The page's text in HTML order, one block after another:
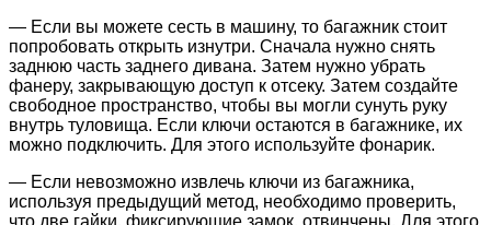
— Если вы можете сесть в машину, то багажник стоит
попробовать открыть изнутри. Сначала нужно снять
заднюю часть заднего дивана. Затем нужно убрать
фанеру, закрывающую доступ к отсеку. Затем создайте
свободное пространство, чтобы вы могли сунуть руку
внутрь туловища. Если ключи остаются в багажнике, их
можно подключить. Для этого используйте фонарик.
— Если невозможно извлечь ключи из багажника,
используя предыдущий метод, необходимо проверить,
что две гайки, фиксирующие замок, отвинчены. Для этого